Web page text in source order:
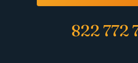
822 772